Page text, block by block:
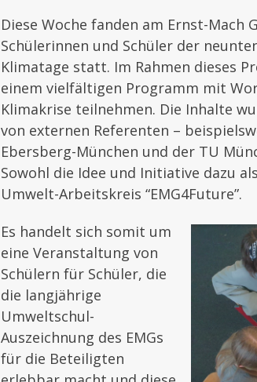
Diese Woche fanden am Ernst-Mach
Schülerinnen und Schüler der
Klimatage statt. Im Rahmen dieses
einem vielfältigen Programm mit
Klimakrise teilnehmen. Die Inhalte
von externen Referenten –
Ebersberg-München und der TU
Sowohl die Idee und Initiative dazu
Umwelt-Arbeitskreis “EMG4Future”.
Es handelt sich somit um
eine Veranstaltung von
Schülern für Schüler, die
die langjährige
Umweltschul-
Auszeichnung des EMGs
für die Beteiligten